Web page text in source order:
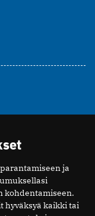
ja
kohdentamiseen.
hyväksyä kaikki tai